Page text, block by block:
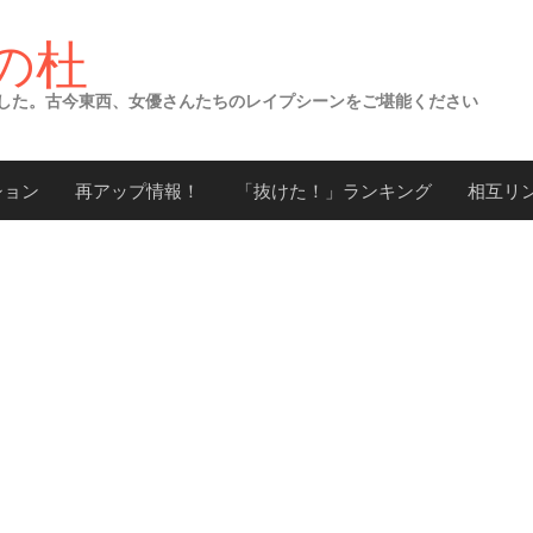
杜
。古今東西、女優さんたちのレイプシーンをご堪能ください
ン 再アップ情報！ 「抜けた！」ランキング 相互リ